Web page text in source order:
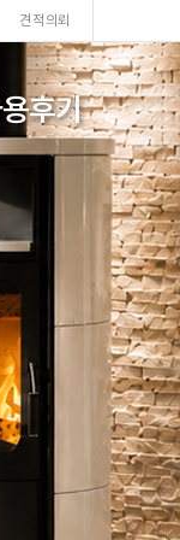
후기
견적의뢰